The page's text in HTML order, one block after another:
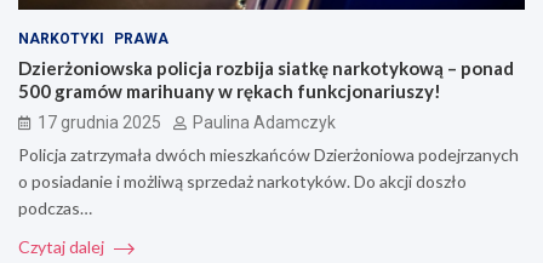
NARKOTYKI PRAWA
Dzierżoniowska policja rozbija siatkę narkotykową – ponad
500 gramów marihuany w rękach funkcjonariuszy!
17 grudnia 2025 Paulina Adamczyk
Policja zatrzymała dwóch mieszkańców Dzierżoniowa podejrzanych
o posiadanie i możliwą sprzedaż narkotyków. Do akcji doszło
podczas…
Czytaj dalej